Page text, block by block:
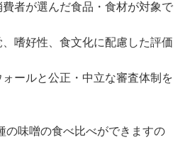
者が選んだ食品・食材が対象で
嗜好性、食文化に配慮した評価
ールと公正・中立な審査体制を
の味噌の食べ比べができますの